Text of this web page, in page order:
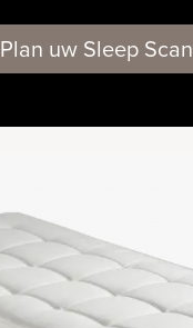
Plan uw Sleep Scan